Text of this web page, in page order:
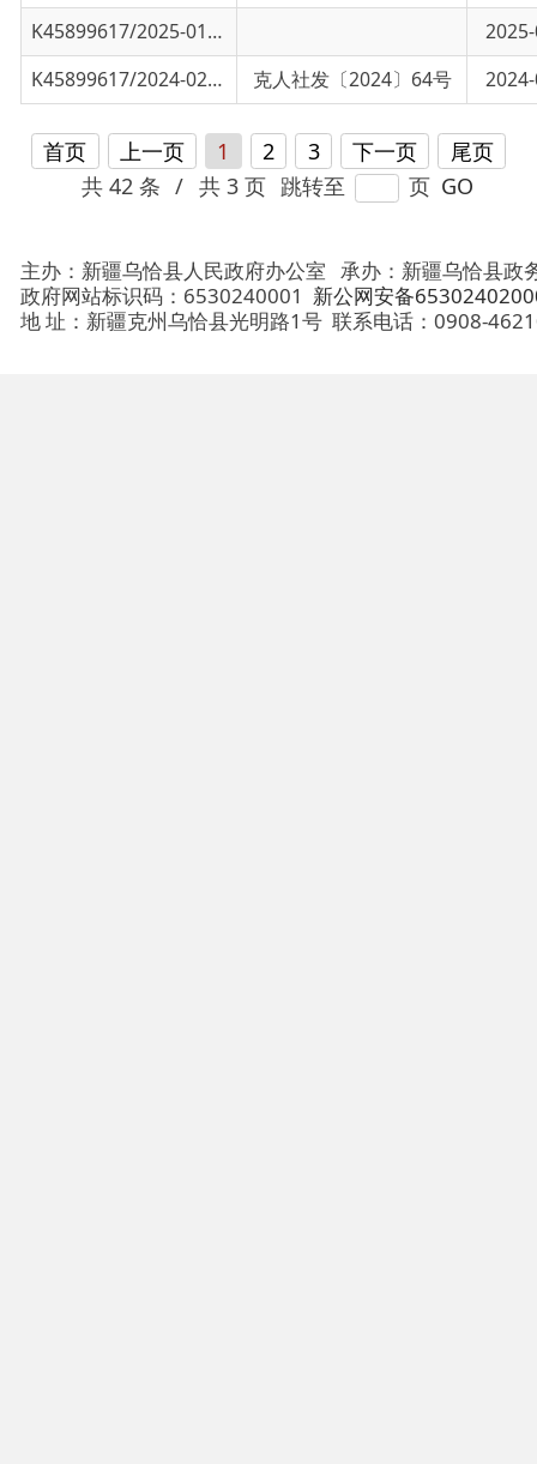
共 42 条 / 共 3 页
主办：新疆乌恰县人民政府办公室承办：新疆乌恰县政务服务
地 址：新疆克州乌恰县光明路1号 联系电话：0908-4621030